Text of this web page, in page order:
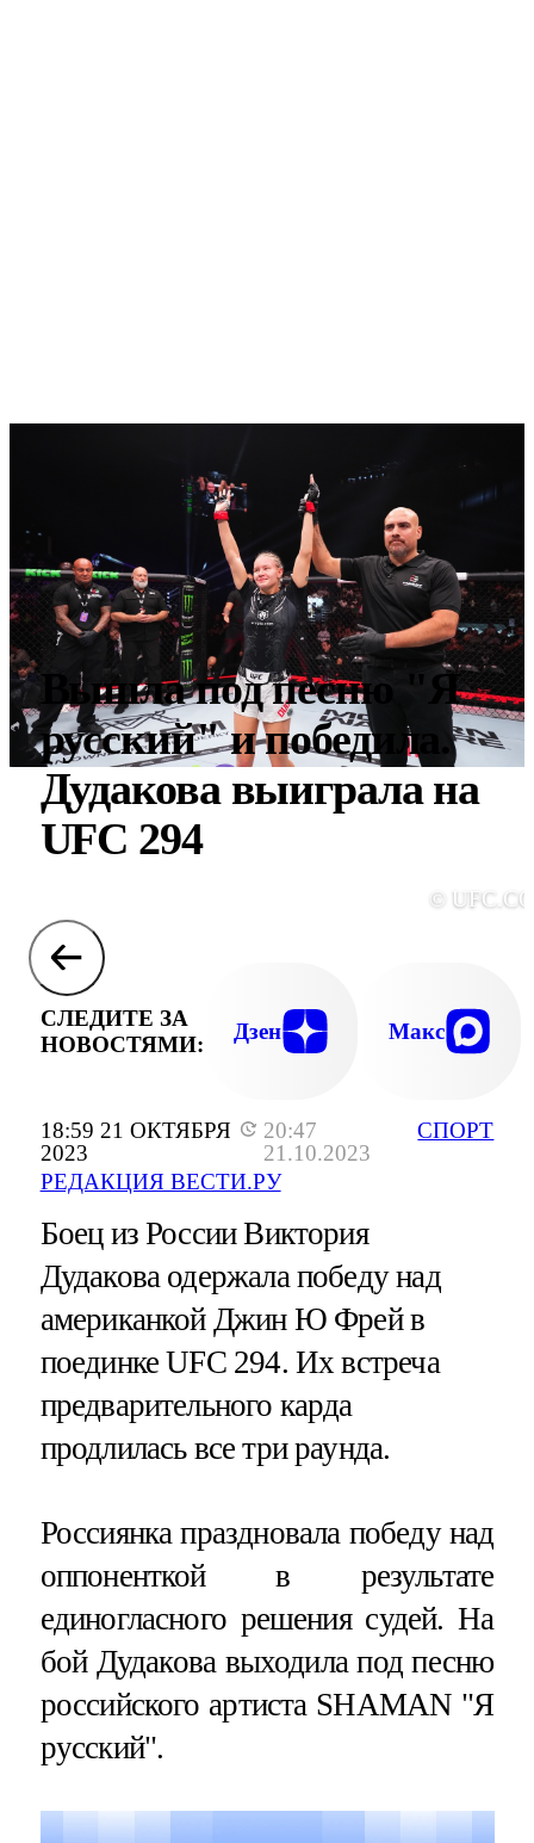
18:59 21 ОКТЯБРЯ
2023
20:47
21.10.2023
РЕДАКЦИЯ ВЕСТИ.РУ
СПОРТ
Вышла под песню "Я
русский" и победила.
Дудакова выиграла на
UFC 294
©
СЛЕДИТЕ ЗА
НОВОСТЯМИ:
Дзен Макс
Боец из России Виктория
Дудакова одержала победу над
американкой Джин Ю Фрей в
поединке UFC 294. Их встреча
предварительного карда
продлилась все три раунда.
Россиянка праздновала победу над
оппоненткой в результате
единогласного решения судей. На
бой Дудакова выходила под песню
российского артиста SHAMAN "Я
русский".